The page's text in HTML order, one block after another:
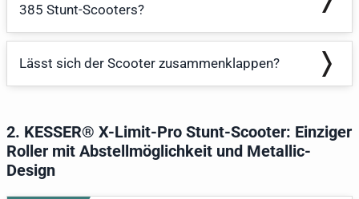
385 Stunt-Scooters?
Lässt sich der Scooter zusammenklappen?
2. KESSER® X-Limit-Pro Stunt-Scooter: Einziger
Roller mit Abstellmöglichkeit und Metallic-
Design